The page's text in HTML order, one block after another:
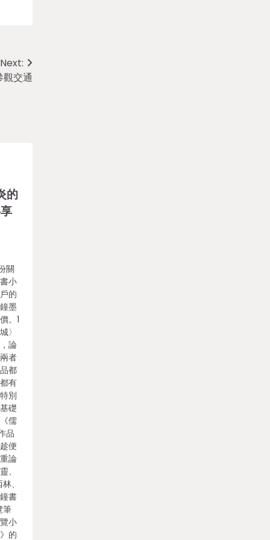
Next:
觀交通
的
關
小
的
墨
。1
〉
論
者
都
有
別
礎
儒
品
便
論
、
、
書
筆
小
的